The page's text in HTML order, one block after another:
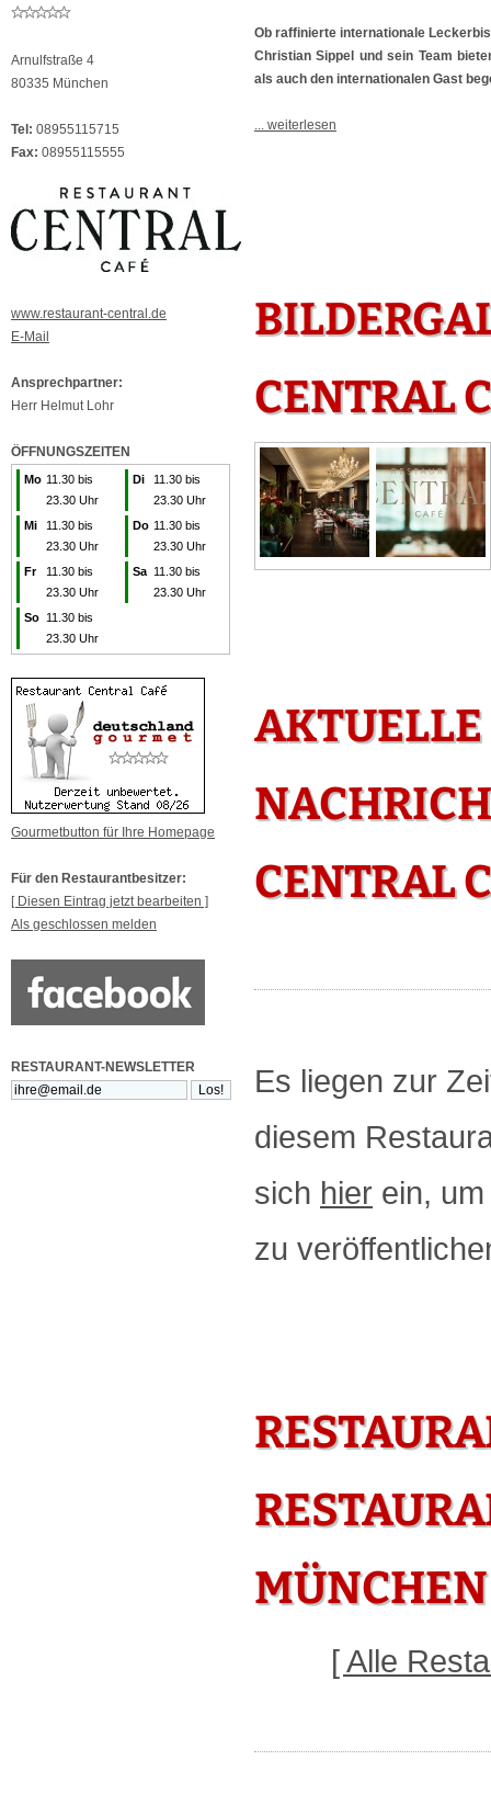
Arnulfstraße 4
80335 München
Tel: 08955115715
Fax: 08955115555
www.restaurant-central.de
E-Mail
Ansprechpartner:
Herr Helmut Lohr
ÖFFNUNGSZEITEN
Mo 11.30 bis
23.30 Uhr
Di
11.30 bis
23.30 Uhr
Mi
11.30 bis
23.30 Uhr
Do 11.30 bis
23.30 Uhr
Fr
11.30 bis
23.30 Uhr
Sa 11.30 bis
23.30 Uhr
So 11.30 bis
23.30 Uhr
Gourmetbutton für Ihre Homepage
Für den Restaurantbesitzer:
[ Diesen Eintrag jetzt bearbeiten ]
Als geschlossen melden
RESTAURANT-NEWSLETTER
Ob raffinierte internationale
Christian Sippel und sein Team
als auch den internationalen Gast
... weiterlesen
CENTRAL
CENTRAL
Es liegen zur
diesem
sich hier ein,
zu
MÜNCHEN
[ Alle